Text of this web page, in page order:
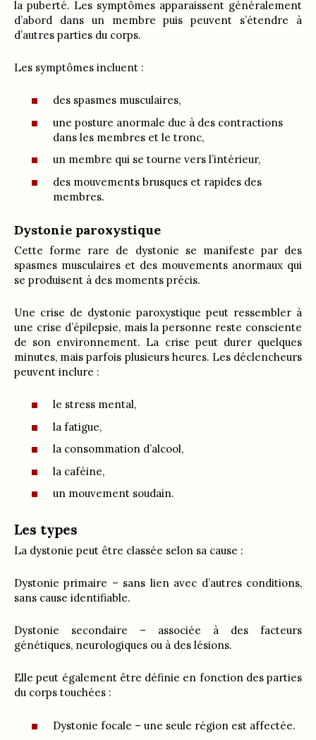
la puberté. Les symptômes apparaissent généralement
d’abord dans un membre puis peuvent s’étendre à
d’autres parties du corps.
Les symptômes incluent :
des spasmes musculaires,
une posture anormale due à des contractions
dans les membres et le tronc,
un membre qui se tourne vers l’intérieur,
des mouvements brusques et rapides des
membres.
Dystonie paroxystique
Cette forme rare de dystonie se manifeste par des
spasmes musculaires et des mouvements anormaux qui
se produisent à des moments précis.
Une crise de dystonie paroxystique peut ressembler à
une crise d’épilepsie, mais la personne reste consciente
de son environnement. La crise peut durer quelques
minutes, mais parfois plusieurs heures. Les déclencheurs
peuvent inclure :
le stress mental,
la fatigue,
la consommation d’alcool,
la caféine,
un mouvement soudain.
Les types
La dystonie peut être classée selon sa cause :
Dystonie primaire – sans lien avec d’autres conditions,
sans cause identifiable.
Dystonie secondaire – associée à des facteurs
génétiques, neurologiques ou à des lésions.
Elle peut également être définie en fonction des parties
du corps touchées :
Dystonie focale – une seule région est affectée.